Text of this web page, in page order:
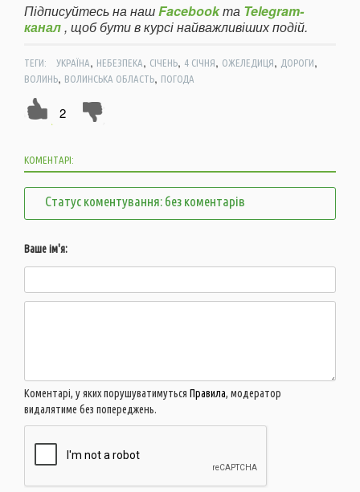
Підписуйтесь на нашFacebookта Telegram-
канал, щоб бути в курсі найважливіших подій.
ТЕГИ: УКРАЇНА, НЕБЕЗПЕКА, СІЧЕНЬ, 4 СІЧНЯ, ОЖЕЛЕДИЦЯ, ДОРОГИ,
ВОЛИНЬ, ВОЛИНСЬКА ОБЛАСТЬ, ПОГОДА
2
КОМЕНТАРІ:
Статус коментування: без коментарів
Ваше ім'я:
Коментарі, у яких порушуватимуться Правила, модератор
видалятиме без попереджень.